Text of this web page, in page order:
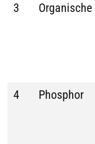
3
4
Phosphor